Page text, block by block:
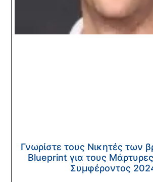
Γνωρίστε τους Νικητές των
Blueprint για τους
Συμφέροντος